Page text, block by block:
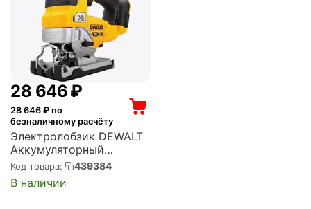
28 646₽
28 646 ₽ по
безналичному расчёту
Электролобзик DEWALT
Аккумуляторный
бесщёточный 18.0 В XR
400 Вт (DCS334N-XJ)
Код товара: 439384
В наличии